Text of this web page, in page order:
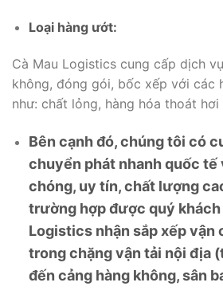
Loại hàng ướt:
Cà Mau Logistics cung cấp dịch
không, đóng gói, bốc xếp với các
như: chất lỏng, hàng hóa thoát
Bên cạnh đó, chúng tôi có
chuyển phát nhanh quốc tế
chóng, uy tín, chất lượng
trường hợp được quý khách
Logistics nhận sắp xếp vận
trong chặng vận tải nội địa
đến cảng hàng không, sân